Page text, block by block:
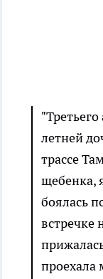
"Третьего
летней
трассе
щебенка,
боялась
встречке
проехала